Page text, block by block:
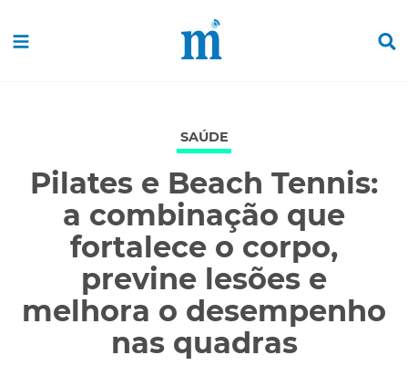
SAÚDE
Pilates e Beach Tennis:
a combinação que
fortalece o corpo,
previne lesões e
melhora o desempenho
nas quadras